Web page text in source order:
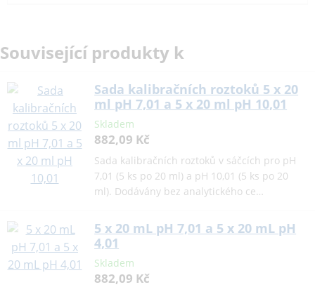
Související produkty k
Sada kalibračních roztoků 5 x 20
ml pH 7,01 a 5 x 20 ml pH 10,01
Skladem
882,09 Kč
Sada kalibračních roztoků v sáčcích pro pH
7,01 (5 ks po 20 ml) a pH 10,01 (5 ks po 20
ml). Dodávány bez analytického ce…
5 x 20 mL pH 7,01 a 5 x 20 mL pH
4,01
Skladem
882,09 Kč